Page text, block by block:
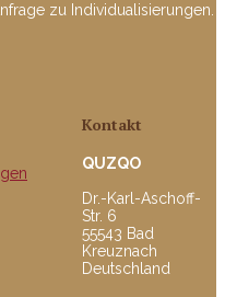
zu Individualisierungen.
Kontakt
QUZQO
Dr.-Karl-Aschoff-
Str. 6
55543 Bad
Kreuznach
Deutschland